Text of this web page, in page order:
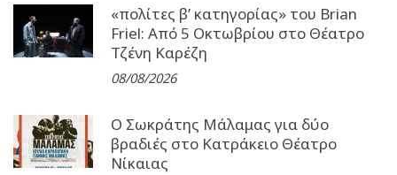
«πολίτες β’ κατηγορίας» του Brian
Friel: Από 5 Οκτωβρίου στο Θέατρο
Τζένη Καρέζη
08/08/2026
Ο Σωκράτης Μάλαμας για δύο
βραδιές στο Κατράκειο Θέατρο
Νίκαιας